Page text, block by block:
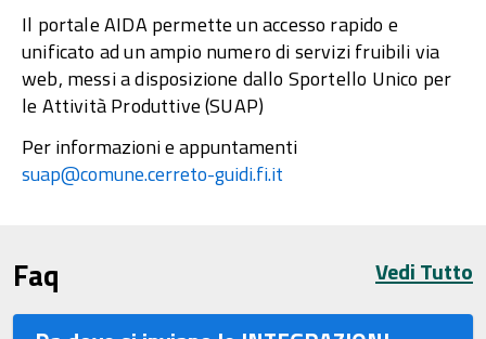
Il portale AIDA permette un accesso rapido e
unificato ad un ampio numero di servizi fruibili via
web, messi a disposizione dallo Sportello Unico per
le Attività Produttive (SUAP)
Per informazioni e appuntamenti
suap@comune.cerreto-guidi.fi.it
Faq Vedi Tutto